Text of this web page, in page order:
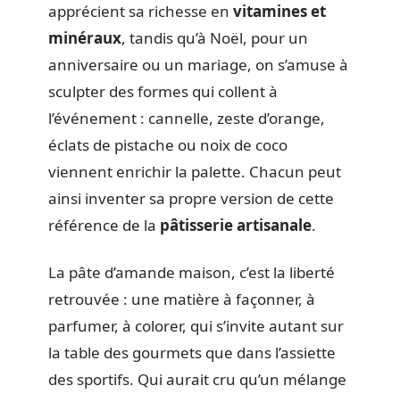
apprécient sa richesse en vitamines et
minéraux, tandis qu’à Noël, pour un
anniversaire ou un mariage, on s’amuse à
sculpter des formes qui collent à
l’événement : cannelle, zeste d’orange,
éclats de pistache ou noix de coco
viennent enrichir la palette. Chacun peut
ainsi inventer sa propre version de cette
référence de la pâtisserie artisanale.
La pâte d’amande maison, c’est la liberté
retrouvée : une matière à façonner, à
parfumer, à colorer, qui s’invite autant sur
la table des gourmets que dans l’assiette
des sportifs. Qui aurait cru qu’un mélange